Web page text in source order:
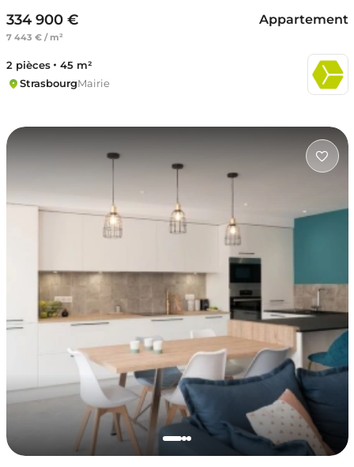
334 900 €
7 443 € / m²
Appartement
2 pièces
45 m²
StrasbourgMairie